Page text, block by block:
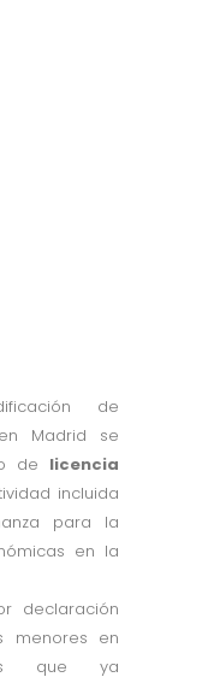
de
Madrid se
de licencia
incluida
para la
en la
declaración
menores en
que ya